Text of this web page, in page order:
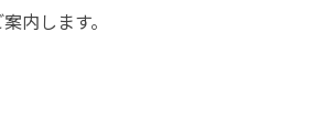
内します。